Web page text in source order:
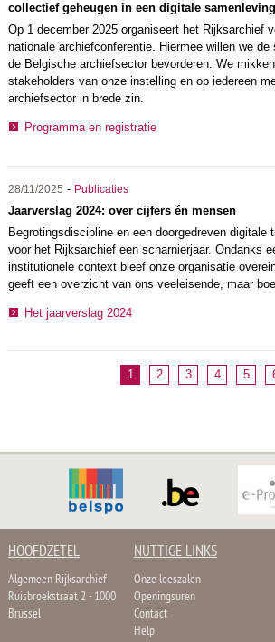
collectief geheugen in een digitale samenleving
Op 1 december 2025 organiseert het Rijksarchief
nationale archiefconferentie. Hiermee willen we
de Belgische archiefsector bevorderen. We
stakeholders van onze instelling en op iedereen
archiefsector in brede zin.
Programma en registratie
28/11/2025 - Publicaties
Jaarverslag 2024: over cijfers én mensen
Begrotingsdiscipline en een doorgedreven digitale
voor het Rijksarchief een scharnierjaar. Ondanks
institutionele context bleef onze organisatie
geeft een overzicht van ons veeleisende, maar
Het jaarverslag 2024
1 2 3 4 5
HOOFDZETEL
Algemeen Rijksarchief
Ruisbroekstraat 2 - 1000
Brussel
NUTTIGE LINKS
Onze leeszalen
Openingsuren
Contact
Help